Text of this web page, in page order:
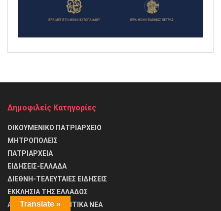
Δημοφιλείς Κατηγορίες
ΟΙΚΟΥΜΕΝΙΚΟ ΠΑΤΡΙΑΡΧΕΙΟ
ΜΗΤΡΟΠΟΛΕΙΣ
ΠΑΤΡΙΑΡΧΕΙΑ
ΕΙΔΗΣΕΙΣ-ΕΛΛΑΔΑ
ΔΙΕΘΝΗ-ΤΕΛΕΥΤΑΙΕΣ ΕΙΔΗΣΕΙΣ
ΕΚΚΛΗΣΙΑ ΤΗΣ ΕΛΛΑΔΟΣ
ΑΓΙΟ ΟΡΟΣ-ΑΓΙΟΡΕΙΤΙΚΑ ΝΕΑ
Translate »